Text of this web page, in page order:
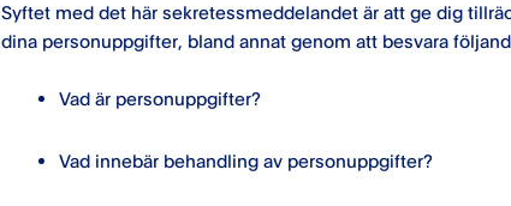
Syftet med det här sekretessmeddelandet är att ge dig
dina personuppgifter, bland annat genom att besvara
Vad är personuppgifter?
Vad innebär behandling av personuppgifter?